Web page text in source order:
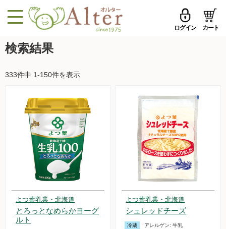
ログイン カート
メールアドレス
メールアドレスを保存する
パスワードを忘れた方はこちら
初めての方へ
新規一般会員登録
MENU
トップページへ戻る
セール品・おすすめ
お試しセット
今週の新登場
野菜
果物
検索結果
333件中 1-150件を表示
よつ葉乳業・北海道
とろっとなめらかヨーグ
ルト
よつ葉乳業・北海道
シュレッドチーズ
冷蔵 アレルゲン:牛乳